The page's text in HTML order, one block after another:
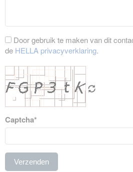
Door gebruik te maken van dit
de HELLA privacyverklaring.
Captcha*